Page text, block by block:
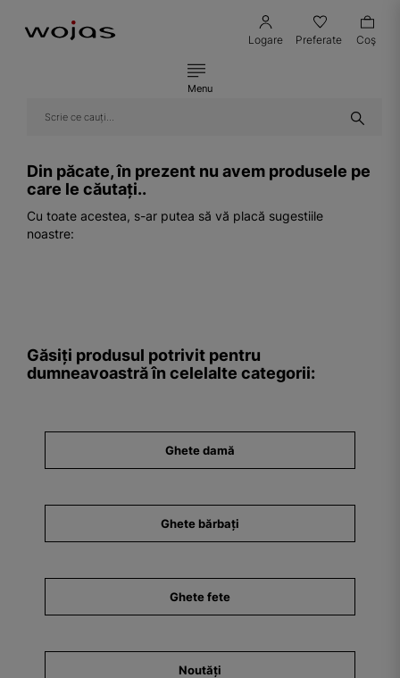
Logare Preferate Coş
Menu
Din păcate, în prezent nu avem produsele pe
care le căutați..
Cu toate acestea, s-ar putea să vă placă sugestiile
noastre:
Găsiți produsul potrivit pentru
dumneavoastră în celelalte categorii:
Ghete damă
Ghete bărbați
Ghete fete
Noutăți